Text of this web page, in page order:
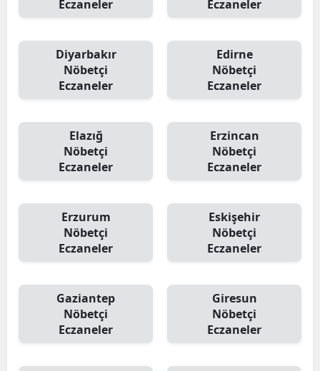
Eczaneler Eczaneler
Diyarbakır
Nöbetçi
Eczaneler
Edirne
Nöbetçi
Eczaneler
Elazığ
Nöbetçi
Eczaneler
Erzincan
Nöbetçi
Eczaneler
Erzurum
Nöbetçi
Eczaneler
Eskişehir
Nöbetçi
Eczaneler
Gaziantep
Nöbetçi
Eczaneler
Giresun
Nöbetçi
Eczaneler